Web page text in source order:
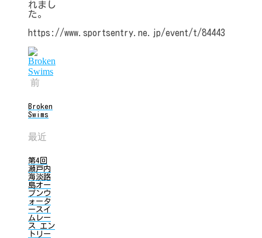
れまし
た。
https://www.sportsentry.ne.jp/event/t/84443
前
Broken
Swims
最近
第4回
瀬戸内
海淡路
島オー
プンウ
ォータ
ースイ
ムレー
ス エン
トリー